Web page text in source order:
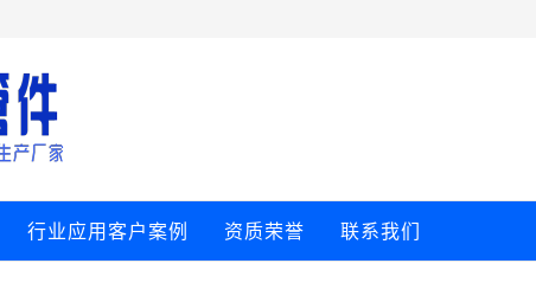
行业应用客户案例 资质荣誉 联系我们